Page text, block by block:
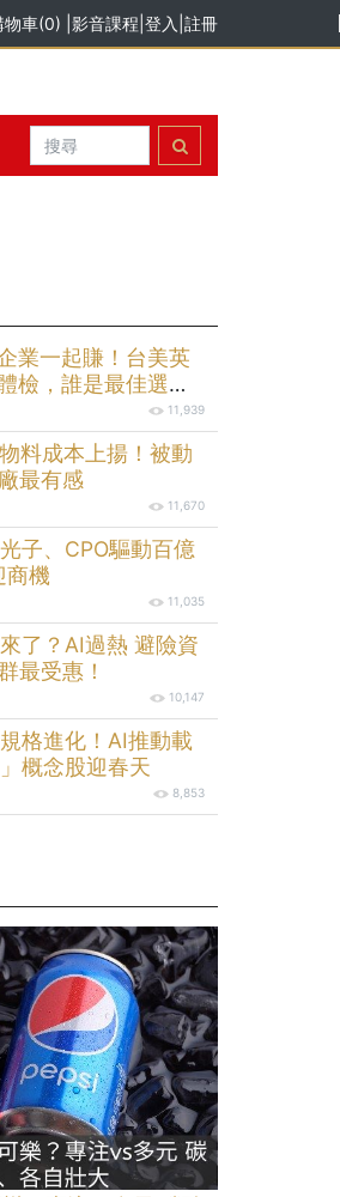
物車(0) 影音課程 登入 註冊
業一起賺！台美英
檢，誰是最佳選
11,939
料成本上揚！被動
最有感
11,670
子、CPO驅動百億
商機
11,035
了？AI過熱 避險資
最受惠！
10,147
格進化！AI推動載
概念股迎春天
8,853